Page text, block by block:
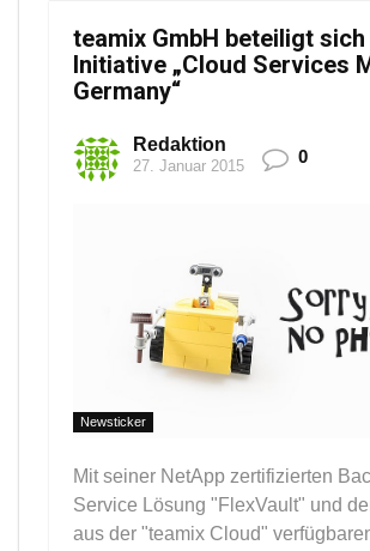
teamix GmbH beteiligt sich
Initiative „Cloud Services
Germany“
Redaktion
27. Januar 2015 0
Newsticker
Mit seiner NetApp zertifizierten
Service Lösung "FlexVault" und
aus der "teamix Cloud"